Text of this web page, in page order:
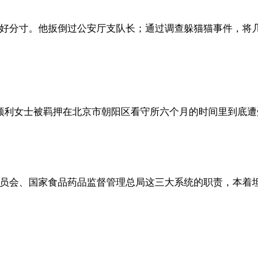
寸。他扳倒过公安厅支队长；通过调查躲猫猫事件，
女士被羁押在北京市朝阳区看守所六个月的时间里到底
、国家食品药品监督管理总局这三大系统的职责，本